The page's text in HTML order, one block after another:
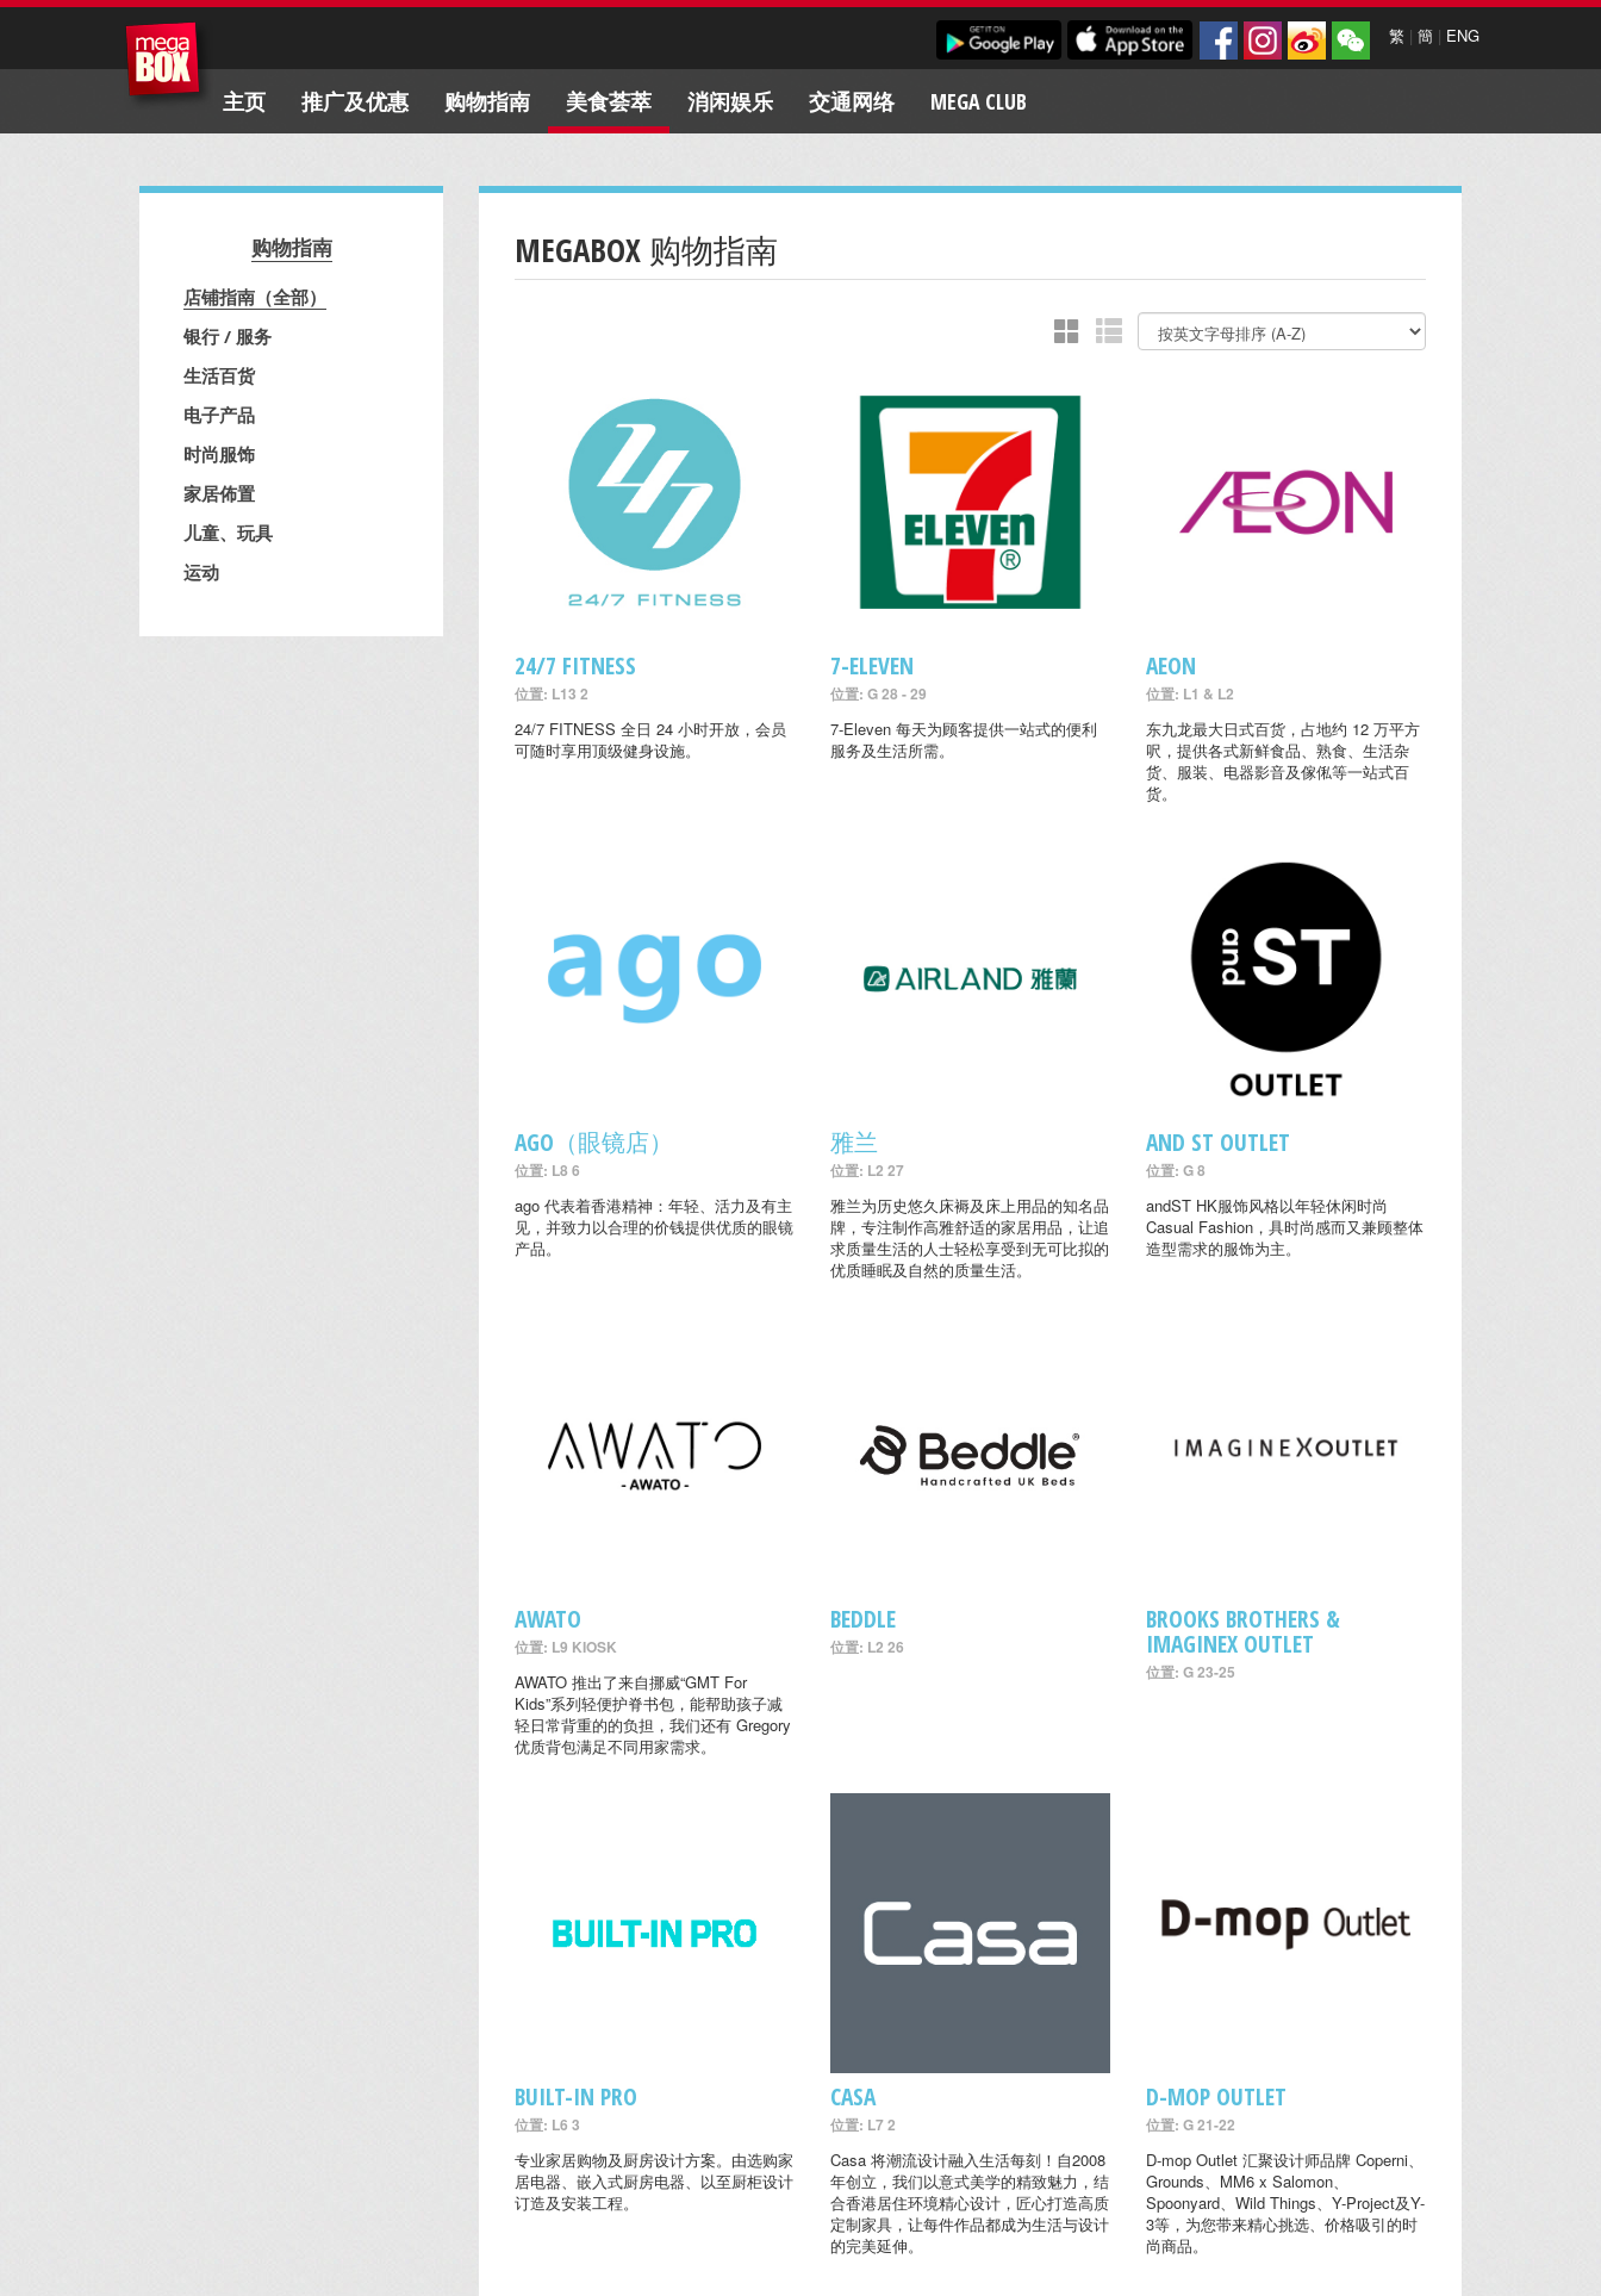
繁 | 簡 | ENG
主页 推广及优惠 购物指南 美食荟萃 消闲娱乐 交通网络 MEGA CLUB
购物指南
店铺指南（全部）
银行 / 服务
生活百货
电子产品
时尚服饰
家居佈置
儿童、玩具
运动
MEGABOX 购物指南
24/7 FITNESS
位置: L13 2
24/7 FITNESS 全日 24 小时开放，会员
可随时享用顶级健身设施。
7-ELEVEN
位置: G 28 - 29
7-Eleven 每天为顾客提供一站式的便利
服务及生活所需。
AEON
位置: L1 & L2
东九龙最大日式百货，占地约 12 万平方
呎，提供各式新鲜食品、熟食、生活杂
货、服装、电器影音及傢俬等一站式百
货。
AGO（眼镜店）
位置: L8 6
ago 代表着香港精神：年轻、活力及有主
见，并致力以合理的价钱提供优质的眼镜
产品。
雅兰
位置: L2 27
雅兰为历史悠久床褥及床上用品的知名品
牌，专注制作高雅舒适的家居用品，让追
求质量生活的人士轻松享受到无可比拟的
优质睡眠及自然的质量生活。
AND ST OUTLET
位置: G 8
andST HK服饰风格以年轻休闲时尚
Casual Fashion，具时尚感而又兼顾整体
造型需求的服饰为主。
AWATO
位置: L9 KIOSK
AWATO 推出了来自挪威“GMT For
Kids”系列轻便护脊书包，能帮助孩子减
轻日常背重的的负担，我们还有 Gregory
优质背包满足不同用家需求。
BEDDLE
位置: L2 26
BROOKS BROTHERS &
IMAGINEX OUTLET
位置: G 23-25
BUILT-IN PRO
位置: L6 3
专业家居购物及厨房设计方案。由选购家
居电器、嵌入式厨房电器、以至厨柜设计
订造及安装工程。
CASA
位置: L7 2
Casa 将潮流设计融入生活每刻！自2008
年创立，我们以意式美学的精致魅力，结
合香港居住环境精心设计，匠心打造高质
定制家具，让每件作品都成为生活与设计
的完美延伸。
D-MOP OUTLET
位置: G 21-22
D-mop Outlet 汇聚设计师品牌 Coperni、
Grounds、MM6 x Salomon、
Spoonyard、Wild Things、Y-Project及Y-
3等，为您带来精心挑选、价格吸引的时
尚商品。